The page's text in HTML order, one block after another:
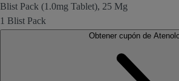
Blist Pack (1.0mg Tablet), 25 Mg
1 Blist Pack